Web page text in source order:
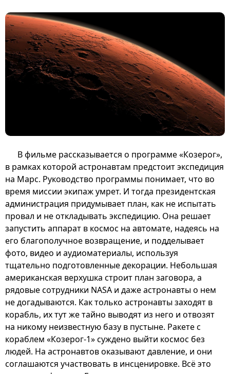
В фильме рассказывается о программе «Козерог»,
в рамках которой астронавтам предстоит экспедиция
на Марс. Руководство программы понимает, что во
время миссии экипаж умрет. И тогда президентская
администрация придумывает план, как не испытать
провал и не откладывать экспедицию. Она решает
запустить аппарат в космос на автомате, надеясь на
его благополучное возвращение, и подделывает
фото, видео и аудиоматериалы, используя
тщательно подготовленные декорации. Небольшая
американская верхушка строит план заговора, а
рядовые сотрудники NASA и даже астронавты о нем
не догадываются. Как только астронавты заходят в
корабль, их тут же тайно выводят из него и отвозят
на никому неизвестную базу в пустыне. Ракете с
кораблем «Козерог-1» суждено выйти космос без
людей. На астронавтов оказывают давление, и они
соглашаются участвовать в инсценировке. Всё это